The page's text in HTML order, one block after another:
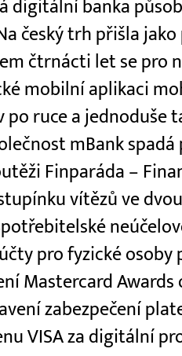
digitální banka
český trh přišla
čtrnácti let se pro
mobilní aplikaci
po ruce a jednoduše
mBank
Finparáda –
vítězů ve
pro fyzické osoby
Mastercard Awards
zabezpečení
VISA za digitální